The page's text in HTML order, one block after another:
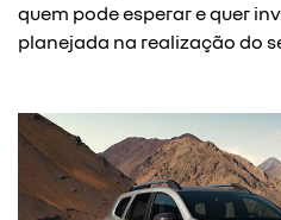
quem pode esperar e quer
planejada na realização do